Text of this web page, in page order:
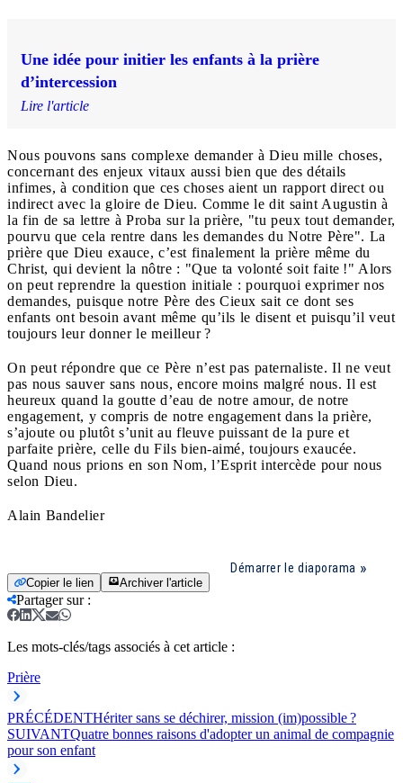
Une idée pour initier les enfants à la prière
d’intercession
Lire l'article
Nous pouvons sans complexe demander à Dieu mille choses,
concernant des enjeux vitaux aussi bien que des détails
infimes, à condition que ces choses aient un rapport direct ou
indirect avec la gloire de Dieu. Comme le dit saint Augustin à
la fin de sa lettre à Proba sur la prière, "tu peux tout demander,
pourvu que cela rentre dans les demandes du Notre Père". La
prière que Dieu exauce, c’est finalement la prière même du
Christ, qui devient la nôtre : "Que ta volonté soit faite !" Alors
on peut reprendre la question initiale : pourquoi exprimer nos
demandes, puisque notre Père des Cieux sait ce dont ses
enfants ont besoin avant même qu’ils le disent et puisqu’il veut
toujours leur donner le meilleur ?
On peut répondre que ce Père n’est pas paternaliste. Il ne veut
pas nous sauver sans nous, encore moins malgré nous. Il est
heureux quand la goutte d’eau de notre amour, de notre
engagement, y compris de notre engagement dans la prière,
s’ajoute ou plutôt s’unit au fleuve puissant de la pure et
parfaite prière, celle du Fils bien-aimé, toujours exaucée.
Quand nous prions en son Nom, l’Esprit intercède pour nous
selon Dieu.
Alain Bandelier
Démarrer le diaporama
Copier le lien Archiver l'article
Partager sur:
Les mots-clés/tags associés à cet article :
Prière
PRÉCÉDENTHériter sans se déchirer, mission (im)possible ?
SUIVANTQuatre bonnes raisons d'adopter un animal de compagnie
pour son enfant